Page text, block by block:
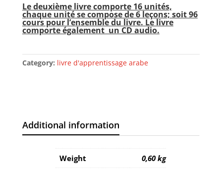
Le deuxième livre comporte 16 unités,
chaque unité se compose de 6 leçons; soit 96
cours pour l’ensemble du livre. Le livre
comporte également un CD audio.
Category: livre d'apprentissage arabe
Additional information
Weight 0,60 kg